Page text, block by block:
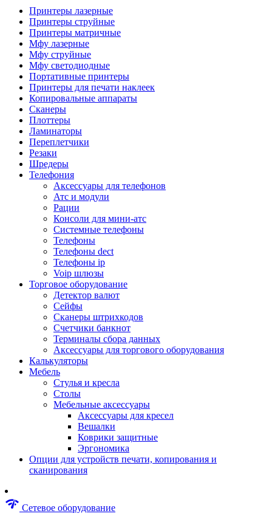
Камеры для видеоконференцсвязи
Аксессуары для видеоконференцсвязи
Системы безопасности и умный дом
Комплекты видеонаблюдения
Мониторы и видеостены
Регистраторы
Замки
Терминалы доступа
Охранно-пожарная сигнализация
Коннекторы и розетки
Инструмент и садовая техника
Электро и пневмоинструмент
Аксессуары для пневмоинструментов
Гайковерты пневматические
Инструмент измерительный
Краскораспылители пневматические
Наборы пневматические
Пистолеты пневматические
Шуруповерты
Дрели
Лобзики
Перфораторы
Шлифмашины
Наборы инструментов
Пилы
Пылесосы строительные
Принтеры лазерные
Принтеры струйные
Принтеры матричные
Мфу лазерные
Мфу струйные
Мфу светодиодные
Портативные принтеры
Принтеры для печати наклеек
Копировальные аппараты
Сканеры
Плоттеры
Ламинаторы
Переплетчики
Резаки
Шредеры
Телефония
Аксессуары для телефонов
Атс и модули
Рации
Консоли для мини-атс
Системные телефоны
Телефоны
Телефоны dect
Телефоны ip
Voip шлюзы
Торговое оборудование
Детектор валют
Сейфы
Сканеры штрихкодов
Счетчики банкнот
Терминалы сбора данных
Аксессуары для торгового оборудования
Калькуляторы
Мебель
Стулья и кресла
Столы
Мебельные аксессуары
Аксессуары для кресел
Вешалки
Коврики защитные
Эргономика
Опции для устройств печати, копирования и
сканирования
network_check Сетевое оборудование